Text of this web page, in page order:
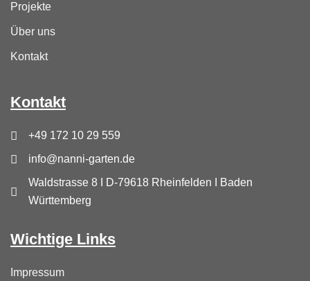
Projekte
Über uns
Kontakt
Kontakt
+49 172 10 29 559
info@nanni-garten.de
Waldstrasse 8 I D-79618 Rheinfelden I Baden
Württemberg
Wichtige Links
Impressum